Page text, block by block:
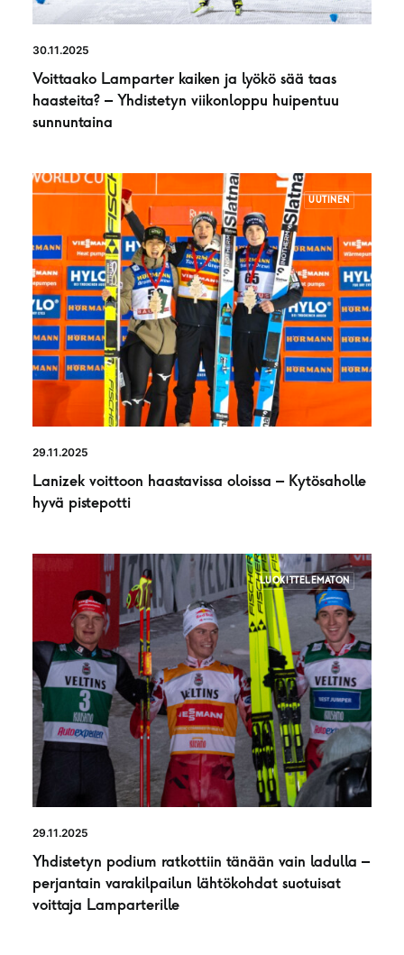
30.11.2025
Voittaako Lamparter kaiken ja lyökö sää taas
haasteita? – Yhdistetyn viikonloppu huipentuu
sunnuntaina
UUTINEN
29.11.2025
Lanizek voittoon haastavissa oloissa – Kytösaholle
hyvä pistepotti
LUOKITTELEMATON
29.11.2025
Yhdistetyn podium ratkottiin tänään vain ladulla –
perjantain varakilpailun lähtökohdat suotuisat
voittaja Lamparterille